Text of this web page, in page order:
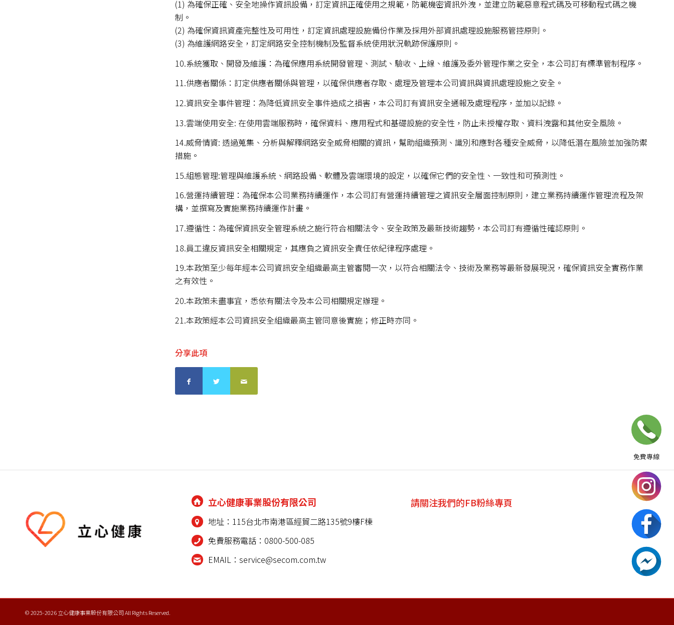
免費專線
請至聯絡我們填寫表單，
(1) 為確保正確、安全地操作資訊設備，訂定資訊正確使用之規範，防範機密資訊外洩，並建立防範惡意程式碼及可移動程式碼之機
制。
(2) 為確保資訊資產完整性及可用性，訂定資訊處理設施備份作業及採用外部資訊處理設施服務管控原則。
(3) 為維護網路安全，訂定網路安全控制機制及監督系統使用狀況軌跡保護原則。
10.系統獲取、開發及維護：為確保應用系統開發管理、測試、驗收、上線、維護及委外管理作業之安全，本公司訂有標準管制程序。
11.供應者關係：訂定供應者關係與管理，以確保供應者存取、處理及管理本公司資訊與資訊處理設施之安全。
12.資訊安全事件管理：為降低資訊安全事件造成之損害，本公司訂有資訊安全通報及處理程序，並加以記錄。
13.雲端使用安全: 在使用雲端服務時，確保資料、應用程式和基礎設施的安全性，防止未授權存取、資料洩露和其他安全風險。
14.威脅情資: 透過蒐集、分析與解釋網路安全威脅相關的資訊，幫助組織預測、識別和應對各種安全威脅，以降低潛在風險並加強防禦
措施。
15.組態管理:管理與維護系統、網路設備、軟體及雲端環境的設定，以確保它們的安全性、一致性和可預測性。
16.營運持續管理：為確保本公司業務持續運作，本公司訂有營運持續管理之資訊安全層面控制原則，建立業務持續運作管理流程及架
構，並撰寫及實施業務持續運作計畫。
17.遵循性：為確保資訊安全管理系統之施行符合相關法令、安全政策及最新技術趨勢，本公司訂有遵循性確認原則。
18.員工違反資訊安全相關規定，其應負之資訊安全責任依紀律程序處理。
19.本政策至少每年經本公司資訊安全組織最高主管審閱一次，以符合相關法令、技術及業務等最新發展現況，確保資訊安全實務作業
之有效性。
20.本政策未盡事宜，悉依有關法令及本公司相關規定辦理。
21.本政策經本公司資訊安全組織最高主管同意後實施；修正時亦同​。
分享此項
立心健康事業股份有限公司
地址：115台北市南港區經貿二路135號9樓F棟
免費服務電話：0800-500-085
EMAIL：service@secom.com.tw
請關注我們的FB粉絲專頁
© 2025-2026 立心健康事業股份有限公司 All Rights Reserved.